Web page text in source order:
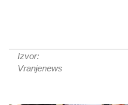
Izvor:
Vranjenews